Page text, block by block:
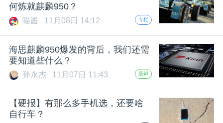
何炼就麒麟950？
喵酱 11月08日 14:12 专栏
海思麒麟950爆发的背后，我们还需
要知道些什么？
孙永杰 11月07日 11:43 新鲜
【硬报】有那么多手机选，还要啥
自行车？